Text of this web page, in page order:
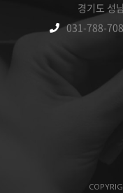
경기도 성
031-788-